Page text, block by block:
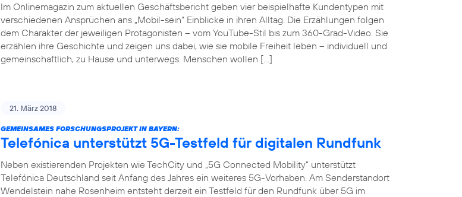
Im Onlinemagazin zum aktuellen Geschäftsbericht geben vier beispielhafte Kundentypen mit
verschiedenen Ansprüchen ans „Mobil-sein“ Einblicke in ihren Alltag. Die Erzählungen folgen
dem Charakter der jeweiligen Protagonisten – vom YouTube-Stil bis zum 360-Grad-Video. Sie
erzählen ihre Geschichte und zeigen uns dabei, wie sie mobile Freiheit leben – individuell und
gemeinschaftlich, zu Hause und unterwegs. Menschen wollen […]
21. März 2018
GEMEINSAMES FORSCHUNGSPROJEKT IN BAYERN:
Telefónica unterstützt 5G-Testfeld für digitalen Rundfunk
Neben existierenden Projekten wie TechCity und „5G Connected Mobility“ unterstützt
Telefónica Deutschland seit Anfang des Jahres ein weiteres 5G-Vorhaben. Am Senderstandort
Wendelstein nahe Rosenheim entsteht derzeit ein Testfeld für den Rundfunk über 5G im